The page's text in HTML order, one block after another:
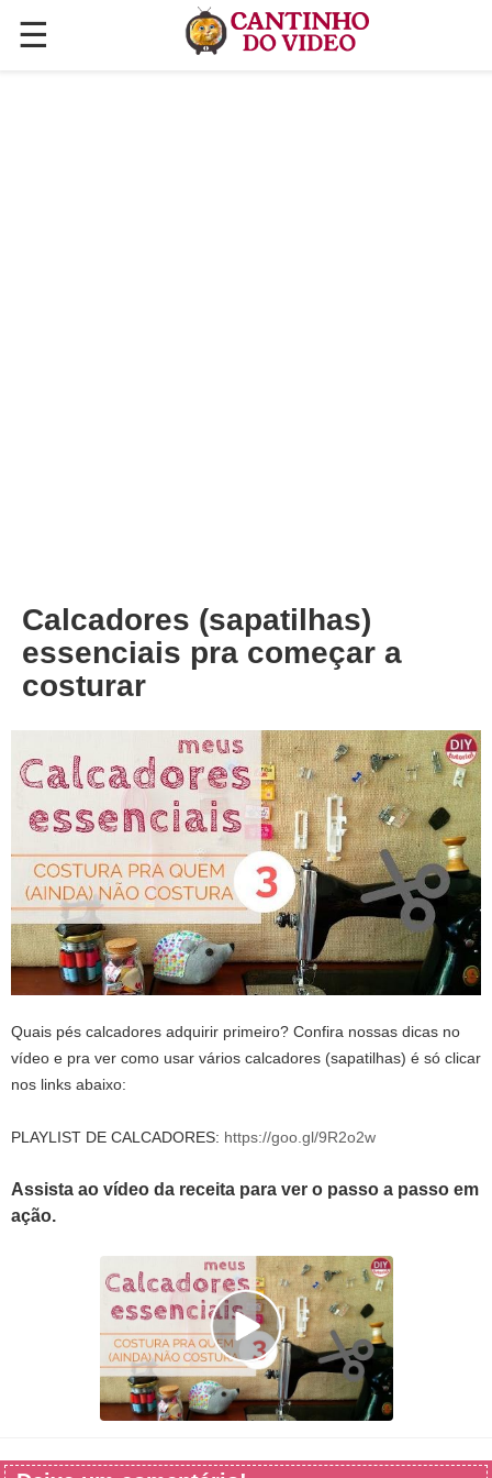
☰
✕
Calcadores (sapatilhas)
essenciais pra começar a
costurar
Quais pés calcadores adquirir primeiro? Confira nossas dicas no
vídeo e pra ver como usar vários calcadores (sapatilhas) é só clicar
nos links abaixo:
PLAYLIST DE CALCADORES: https://goo.gl/9R2o2w
Assista ao vídeo da receita para ver o passo a passo em
ação.